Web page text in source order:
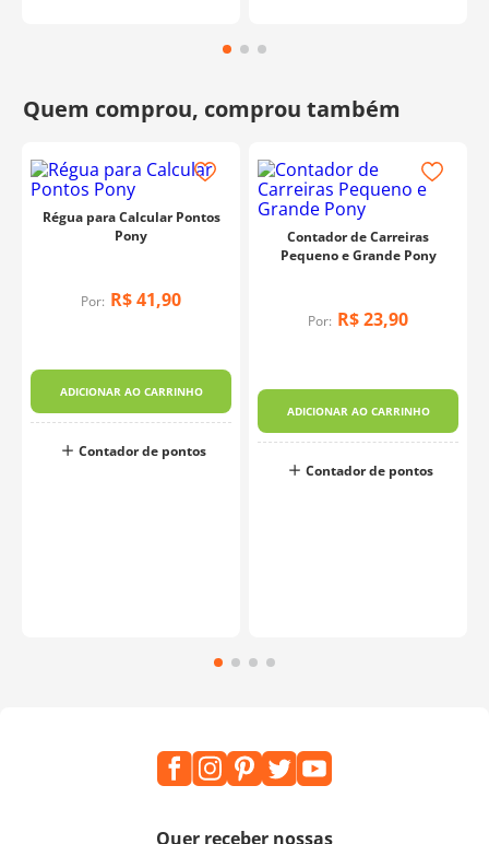
Régua para Calcular Pontos
Pony
Por: R$41,90
ADICIONAR AO CARRINHO
Contador de pontos
Contador de Carreiras
Pequeno e Grande Pony
Por: R$23,90
ADICIONAR AO CARRINHO
Contador de pontos
Quer receber nossas